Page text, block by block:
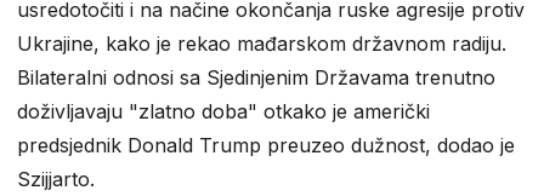
usredotočiti i na načine okončanja ruske agresije protiv
Ukrajine, kako je rekao mađarskom državnom radiju.
Bilateralni odnosi sa Sjedinjenim Državama trenutno
doživljavaju "zlatno doba" otkako je američki
predsjednik Donald Trump preuzeo dužnost, dodao je
Szijjarto.